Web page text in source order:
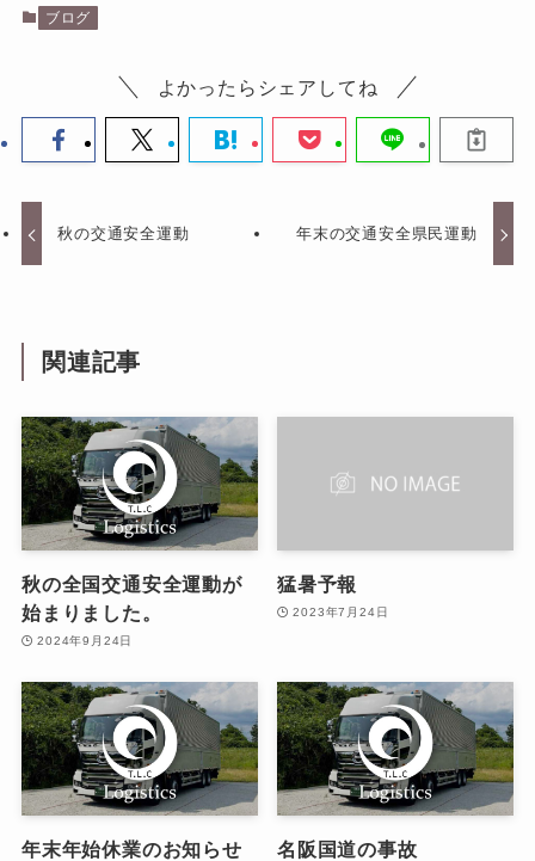
ブログ
よかったらシェアしてね
秋の交通安全運動 年末の交通安全県民運動
関連記事
秋の全国交通安全運動が
始まりました。
2024年9月24日
猛暑予報
2023年7月24日
年末年始休業のお知らせ 名阪国道の事故